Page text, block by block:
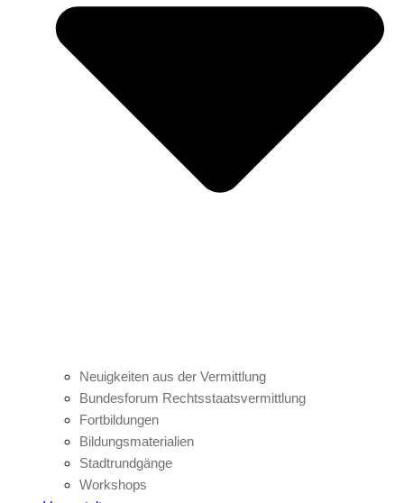
Neuigkeiten aus der Vermittlung
Bundesforum Rechtsstaatsvermittlung
Fortbildungen
Bildungsmaterialien
Stadtrundgänge
Workshops